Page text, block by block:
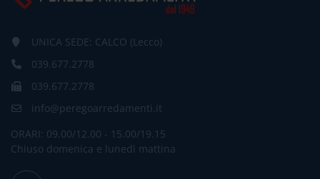
UNICA SEDE: CALCO (Lecco)
039.677.2778
039.677.2778
info@peregoarredamenti.it
ORARI: 09.00/12.00 - 15.00/19.15
Chiuso domenica e lunedì mattina